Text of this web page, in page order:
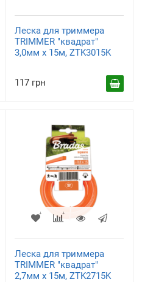
Леска для триммера
TRIMMER "квадрат"
3,0мм х 15м, ZTK3015K
117 грн
Леска для триммера
TRIMMER "квадрат"
2,7мм х 15м, ZTK2715K